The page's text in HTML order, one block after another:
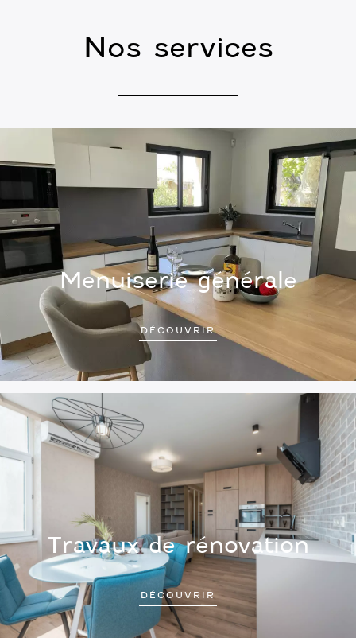
Nos services
Menuiserie générale
DÉCOUVRIR
Travaux de rénovation
DÉCOUVRIR